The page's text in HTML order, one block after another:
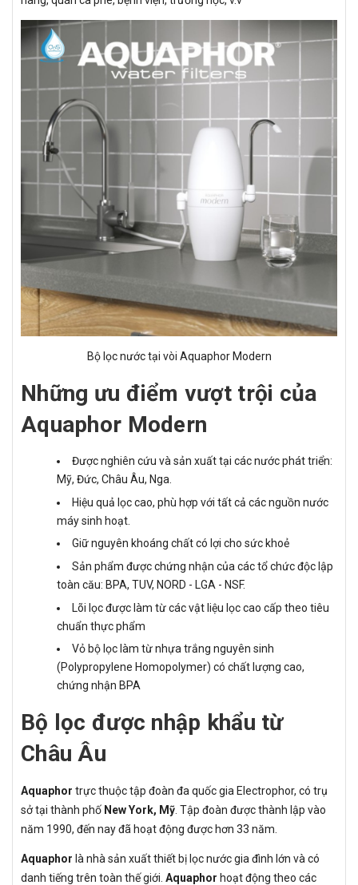
Bộ lọc nước tại vòi Aquaphor Modern
Những ưu điểm vượt trội của
Aquaphor Modern
Được nghiên cứu và sản xuất tại các nước phát triển:
Mỹ, Đức, Châu Âu, Nga.
Hiệu quả lọc cao, phù hợp với tất cả các nguồn nước
máy sinh hoạt.
Giữ nguyên khoáng chất có lợi cho sức khoẻ
Sản phẩm được chứng nhận của các tổ chức độc lập
toàn cău: BPA, TUV, NORD - LGA - NSF.
Lõi lọc được làm từ các vật liệu lọc cao cấp theo tiêu
chuẩn thực phẩm
Vỏ bộ lọc làm từ nhựa trắng nguyên sinh
(Polypropylene Homopolymer) có chất lượng cao,
chứng nhận BPA
Bộ lọc được nhập khẩu từ
Châu Âu
Aquaphor trực thuộc tập đoàn đa quốc gia Electrophor, có trụ
sở tại thành phố New York, Mỹ . Tập đoàn được thành lập vào
năm 1990, đến nay đã hoạt động được hơn 33 năm.
Aquaphor là nhà sản xuất thiết bị lọc nước gia đình lớn và có
danh tiếng trên toàn thế giới. Aquaphor hoạt động theo các